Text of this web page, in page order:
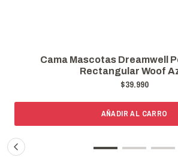
Cama Mascotas Dreamwell
Rectangular Woof Azul
AÑADIR AL CARRO